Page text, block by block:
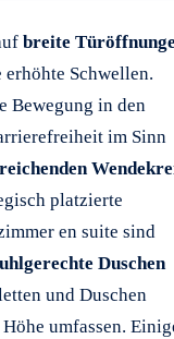
breite
erhöhte Schwellen.
Bewegung in den
im Sinn
platzierte
en suite sind
Duschen
und Duschen
umfassen.